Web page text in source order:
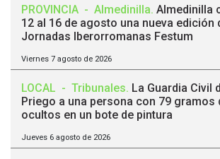
PROVINCIA - Almedinilla. Almedinilla
12 al 16 de agosto una nueva edición
Jornadas Iberorromanas Festum
Viernes 7 agosto de 2026
LOCAL - Tribunales. La Guardia Civil
Priego a una persona con 79 gramos
ocultos en un bote de pintura
Jueves 6 agosto de 2026